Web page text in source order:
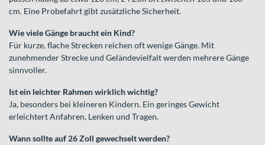
cm. Eine Probefahrt gibt zusätzliche Sicherheit.
Wie viele Gänge braucht ein Kind?
Für kurze, flache Strecken reichen oft wenige Gänge. Mit
zunehmender Strecke und Geländevielfalt werden mehrere Gänge
sinnvoller.
Ist ein leichter Rahmen wirklich wichtig?
Ja, besonders bei kleineren Kindern. Ein geringes Gewicht
erleichtert Anfahren, Lenken und Tragen.
Wann sollte auf 26 Zoll gewechselt werden?